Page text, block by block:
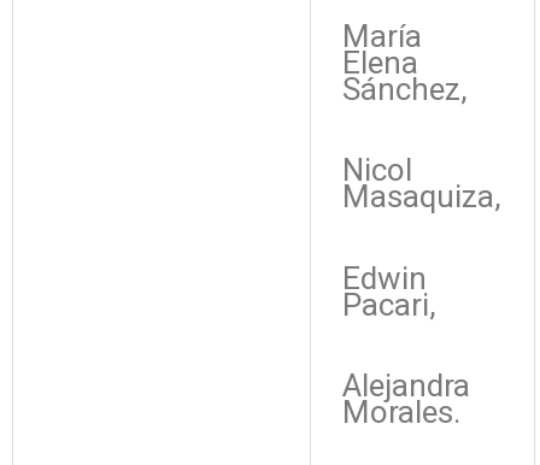
María
Elena
Sánchez,
Nicol
Masaquiza,
Edwin
Pacari,
Alejandra
Morales.